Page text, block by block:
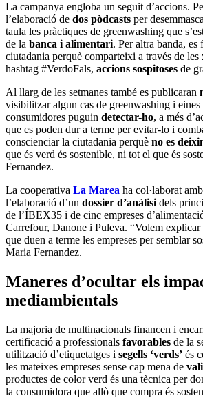
La campanya engloba un seguit d’accions.
l’elaboració de dos pòdcasts per
taula les pràctiques de greenwashing que
de la banca i alimentari. Per altra banda, es
ciutadania perquè comparteixi a través de les
hashtag #VerdoFals, accions sospitoses de
Al llarg de les setmanes també es publicaran
visibilitzar algun cas de greenwashing i
consumidores puguin detectar-ho, a més
que es poden dur a terme per evitar-lo i
conscienciar la ciutadania perquè no es
que és verd és sostenible, ni tot el que és
Fernandez.
La cooperativa La Marea ha col·laborat
l’elaboració d’un dossier d’anàlisi dels
de l’ÍBEX35 i de cinc empreses
Carrefour, Danone i Puleva. “Volem explicar
que duen a terme les empreses per semblar
Maria Fernandez.
Maneres d’ocultar els
mediambientals
La majoria de multinacionals financen i
certificació a professionals favorables de la
utilització d’etiquetatges i segells ‘verds’ és
les mateixes empreses sense cap mena de
productes de color verd és una tècnica per
la consumidora que allò que compra és